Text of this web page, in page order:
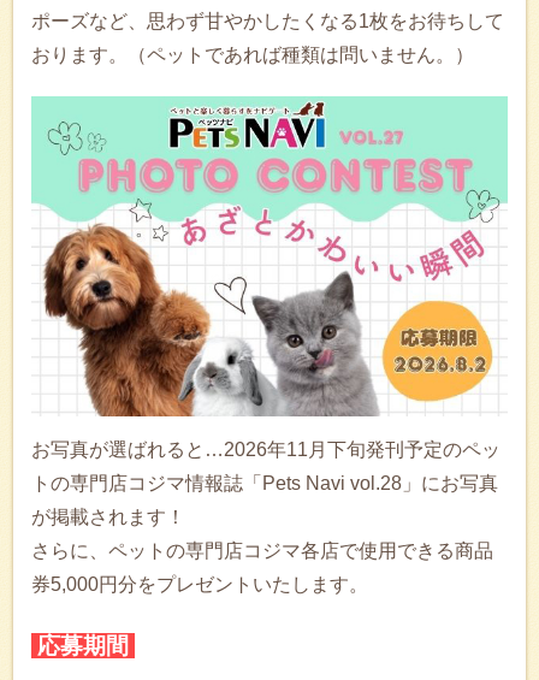
ポーズなど、思わず甘やかしたくなる1枚をお待ちして
おります。（ペットであれば種類は問いません。）
お写真が選ばれると…2026年11月下旬発刊予定のペッ
トの専門店コジマ情報誌「Pets Navi vol.28」にお写真
が掲載されます！
さらに、ペットの専門店コジマ各店で使用できる商品
券5,000円分をプレゼントいたします。
応募期間